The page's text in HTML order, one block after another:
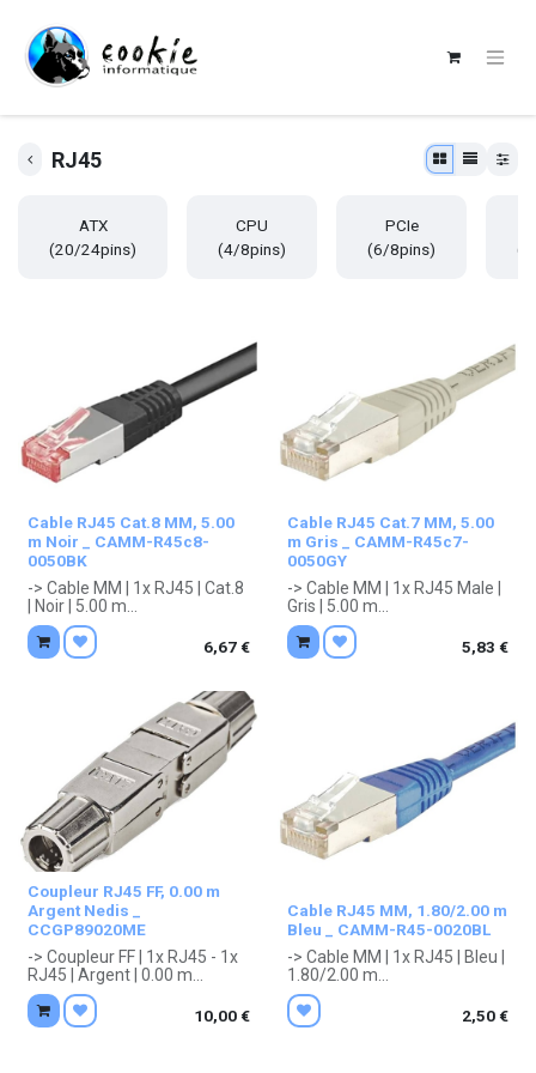
RJ45
ATX
(20/24pins)
CPU
(4/8pins)
PCIe
(6/8pins)
Cable RJ45 Cat.8 MM, 5.00
m Noir _ CAMM-R45c8-
0050BK
-> Cable MM | 1x RJ45 | Cat.8
| Noir | 5.00 m
. Garantie 1 an constructeur.
6,67€
Cable RJ45 Cat.7 MM, 5.00
m Gris _ CAMM-R45c7-
0050GY
-> Cable MM | 1x RJ45 Male |
Gris | 5.00 m
. Garantie 1 an constructeur.
5,83 €
Coupleur RJ45 FF, 0.00 m
Argent Nedis _
CCGP89020ME
-> Coupleur FF | 1x RJ45 - 1x
RJ45 | Argent | 0.00 m
. Garantie 1 an constructeur.
10,00€
Cable RJ45 MM, 1.80/2.00 m
Bleu _ CAMM-R45-0020BL
-> Cable MM | 1x RJ45 | Bleu |
1.80/2.00 m
. Garantie 1 an constructeur.
2,50€